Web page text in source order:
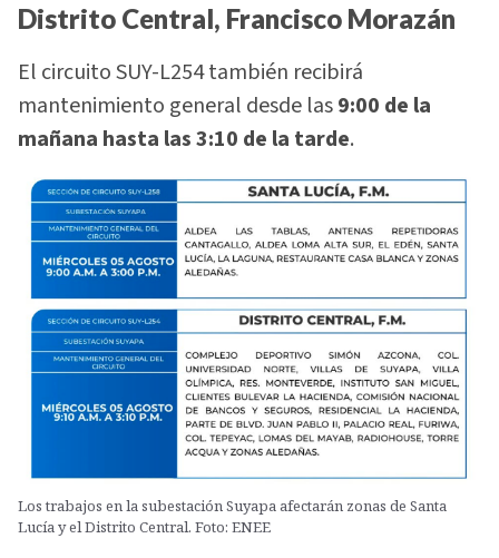
Distrito Central, Francisco Morazán
El circuito SUY-L254 también recibirá
mantenimiento general desde las9:00 de la
mañana hasta las 3:10 de la tarde.
Los trabajos en la subestación Suyapa afectarán zonas de Santa
Lucía y el Distrito Central. Foto: ENEE